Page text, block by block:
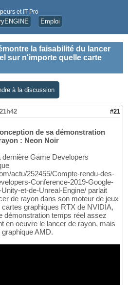
et IT Pro
Emploi
la faisabilité du lancer
sur n'importe quelle carte
à la discussion
#21
de sa démonstration
: Neon Noir
Game Developers
actu/252455/Compte-rendu-des-
Conference-2019-Google-
et-de-Unreal-Engine/ parlait
de rayon dans son moteur de jeux
graphiques RTX de NVIDIA,
démonstration temps réel assez
en oeuvre le lancer de rayon, mais
AMD.